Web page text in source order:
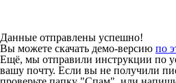
Данные отправлены успешно!
Вы можете скачать демо-версию по
Ещё, мы отправили инструкции по
вашу почту. Если вы не получили